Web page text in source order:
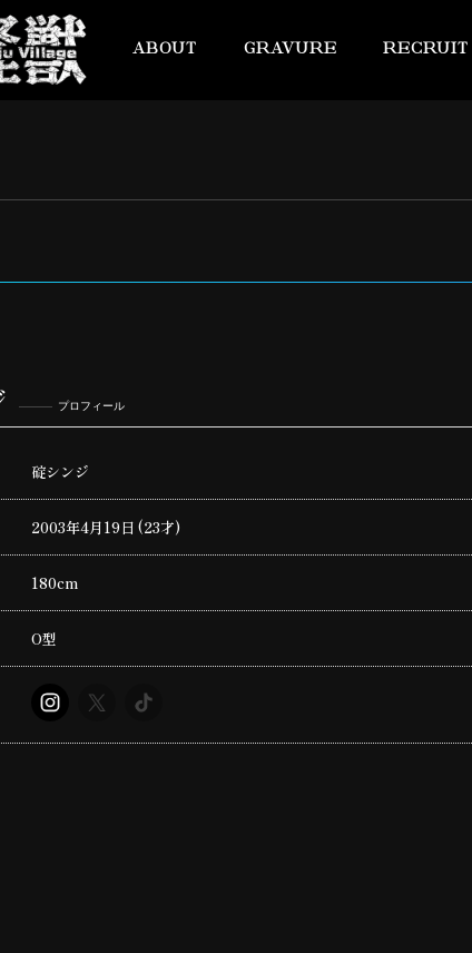
ABOUT GRAVURE RECRUIT
プロフィール
碇シンジ
2003年4月19日 (23才)
180cm
O型